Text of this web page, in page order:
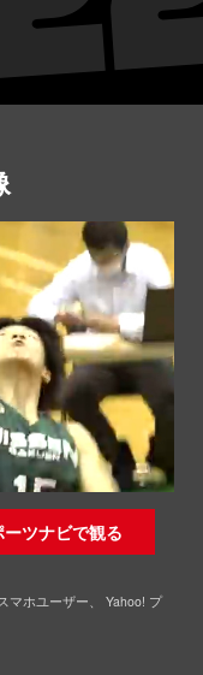
ーツナビで観る
マホユーザー、 Yahoo! プ